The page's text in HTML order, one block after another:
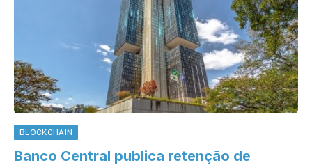
BLOCKCHAIN
Banco Central publica retenção de